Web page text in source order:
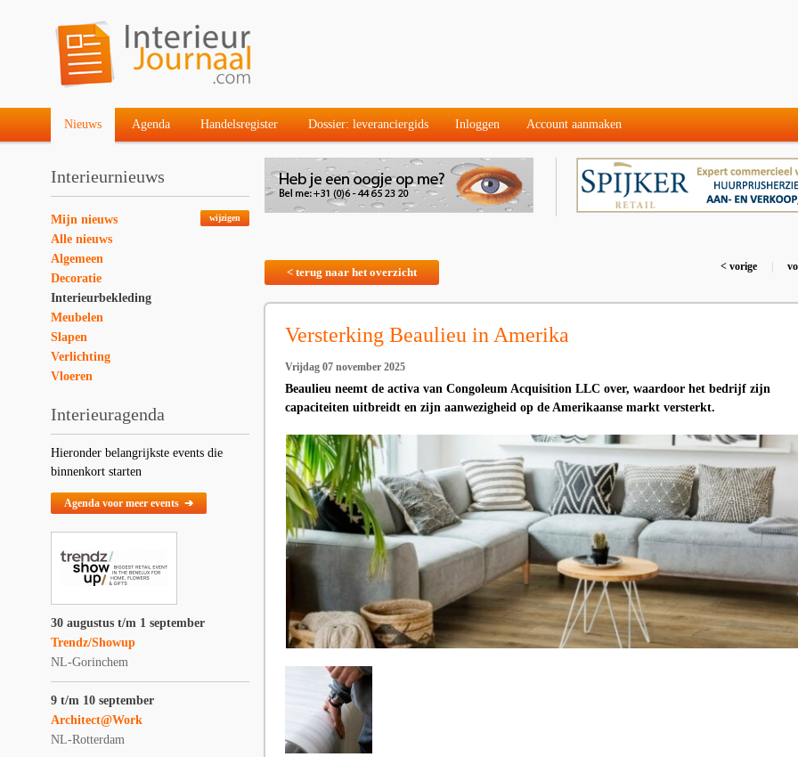
Nieuws Agenda Handelsregister Dossier: leveranciergids Inloggen Account aanmaken
Interieurnieuws
wijzigen
Mijn nieuws
Alle nieuws
Algemeen
Decoratie
Interieurbekleding
Meubelen
Slapen
Verlichting
Vloeren
Interieuragenda
Hieronder belangrijkste events die
binnenkort starten
Agenda voor meer events ➔
30 augustus t/m 1 september
Trendz/Showup
NL-Gorinchem
9 t/m 10 september
Architect@Work
NL-Rotterdam
< terug naar het overzicht < vorige
Versterking Beaulieu in Amerika
Vrijdag 07 november 2025
Beaulieu neemt de activa van Congoleum Acquisition LLC over, waardoor het bedrijf zijn
capaciteiten uitbreidt en zijn aanwezigheid op de Amerikaanse markt versterkt.